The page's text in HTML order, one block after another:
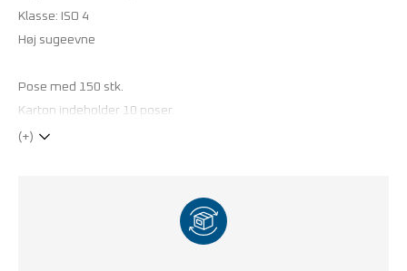
Klasse: ISO 4
Høj sugeevne
Pose med 150 stk.
Karton indeholder 10 poser.
(+)